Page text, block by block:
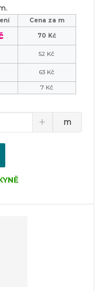
Cena za m
70 Kč
52 Kč
63 Kč
7 Kč
m